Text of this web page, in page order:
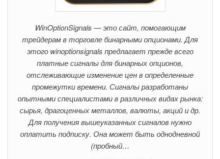
WinOptionSignals — это сайт, помогающим
трейдерам в торговле бинарными опционами. Для
этого winoptionsignals предлагает прежде всего
платные сигналы для бинарных опционов,
отслеживающие изменение цен в определенные
промежутки времени. Сигналы разработаны
опытными специалистами в различных видах рынка:
сырья, драгоценных металлов, валюты, акций и др.
Для получения вышеуказанных сигналов нужно
оплатить подписку. Она может быть однодневной
(пробный…